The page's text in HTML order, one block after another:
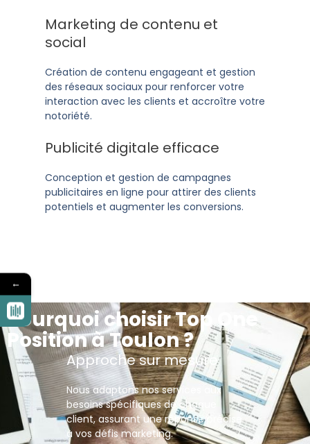
Marketing de contenu et
social
Création de contenu engageant et gestion
des réseaux sociaux pour renforcer votre
interaction avec les clients et accroître votre
notoriété.
Publicité digitale efficace
Conception et gestion de campagnes
publicitaires en ligne pour attirer des clients
potentiels et augmenter les conversions.
Pourquoi choisir Top One
Position à Toulon ?
Approche sur mesure
Nous adaptons nos services aux
besoins spécifiques de chaque
client, assurant une réponse précise
à vos défis marketing.
←